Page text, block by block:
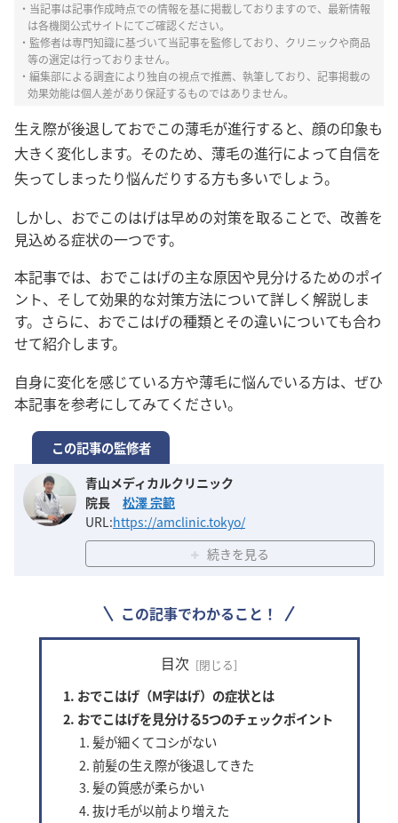
・当記事は記事作成時点での情報を基に掲載しておりますので、最新情報
は各機関公式サイトにてご確認ください。
・監修者は専門知識に基づいて当記事を監修しており、クリニックや商品
等の選定は行っておりません。
・編集部による調査により独自の視点で推薦、執筆しており、記事掲載の
効果効能は個人差があり保証するものではありません。
生え際が後退しておでこの薄毛が進行すると、顔の印象も
大きく変化します。そのため、薄毛の進行によって自信を
失ってしまったり悩んだりする方も多いでしょう。
しかし、おでこのはげは早めの対策を取ることで、改善を
見込める症状の一つです。
本記事では、おでこはげの主な原因や見分けるためのポイ
ント、そして効果的な対策方法について詳しく解説しま
す。さらに、おでこはげの種類とその違いについても合わ
せて紹介します。
自身に変化を感じている方や薄毛に悩んでいる方は、ぜひ
本記事を参考にしてみてください。
この記事の監修者
青山メディカルクリニック
院長 松澤 宗範
URL:https://amclinic.tokyo/
続きを見る
この記事でわかること！
目次
おでこはげ（M字はげ）の症状とは
おでこはげを見分ける5つのチェックポイント
髪が細くてコシがない
前髪の生え際が後退してきた
髪の質感が柔らかい
抜け毛が以前より増えた